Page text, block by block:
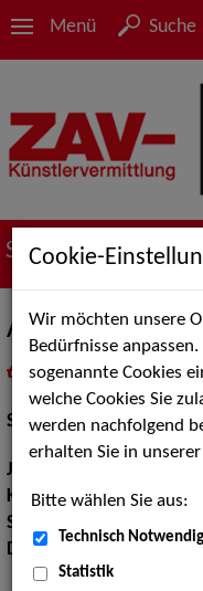
Menü Suche
Suche nach
Antje von der
inMeine Merkliste
Schauspiel:Film und TV
Jahrgang:
Körpergröße:160 cm
Sprachen:
Dialekte:
Berlinerisch,
Cookie-
Wir möchten unsere
Bedürfnisse
sogenannte Cookies
welche Cookies Sie
werden nachfolgend
erhalten Sie in unserer
Bitte wählen Sie aus:
Technisch Notwendig
Statistik